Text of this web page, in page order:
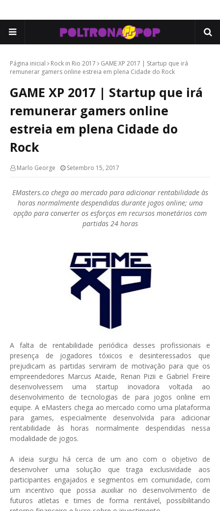
Página inicial Rock in Rio 2017
GAME XP 2017 | Startup que irá
remunerar gamers online estreia em plena Cidade do Rock
GAME XP 2017 | Startup que irá
remunerar gamers online
estreia em plena Cidade do
Rock
Marlo George Setembro 15, 2017
EMasters.co chega ao mercado para adicionar rentabilidade às
horas normalmente despendidas durante jogos online; uma
opção para converter os esforços em recursos monetários com
partidas 24 horas
A falta de rentabilidade periódica desses profissionais e
presença de jogadores tóxicos e desinteressados que
prejudicam as partidas serviram de motivação para que os
empreendedores Marcus Ataide, Renan Pizii e Gabriel Freire
desenvolvessem uma startup inovadora voltada ao
desenvolvimento de tecnologias de para jogos online em
equipe. A eMasters chega ao mercado como uma plataforma
para games, especialmente desenvolvida para adicionar
rentabilidade às horas normalmente despendidas nessa
modalidade de jogos.
A ideia surgiu há cerca de um ano com o objetivo de
desenvolver uma solução que traga exclusividade aos
participantes engajados e segmentos em comunidade, com
um incentivo que possa auxiliar no desenvolvimento de
futuros atletas e times de forma rentável, possibilitando